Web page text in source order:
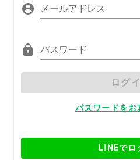
メールアドレス
パスワード
ログ
パスワードをお
LINEでロ